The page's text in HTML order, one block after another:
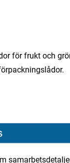
för frukt och